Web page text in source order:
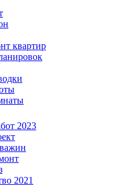
квартир
2023
2021